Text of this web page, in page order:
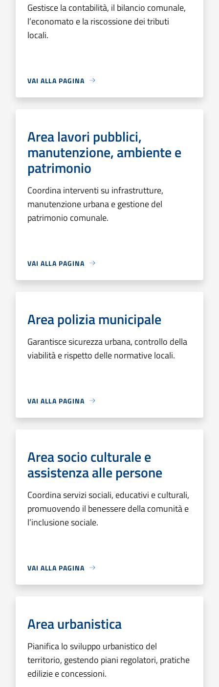
Gestisce la contabilità, il bilancio comunale,
l’economato e la riscossione dei tributi
locali.
VAI ALLA PAGINA
Area lavori pubblici,
manutenzione, ambiente e
patrimonio
Coordina interventi su infrastrutture,
manutenzione urbana e gestione del
patrimonio comunale.
VAI ALLA PAGINA
Area polizia municipale
Garantisce sicurezza urbana, controllo della
viabilità e rispetto delle normative locali.
VAI ALLA PAGINA
Area socio culturale e
assistenza alle persone
Coordina servizi sociali, educativi e culturali,
promuovendo il benessere della comunità e
l’inclusione sociale.
VAI ALLA PAGINA
Area urbanistica
Pianifica lo sviluppo urbanistico del
territorio, gestendo piani regolatori, pratiche
edilizie e concessioni.